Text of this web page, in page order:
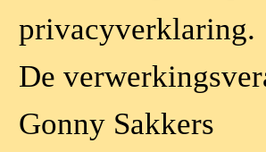
privacyverklaring.
De
Gonny Sakkers